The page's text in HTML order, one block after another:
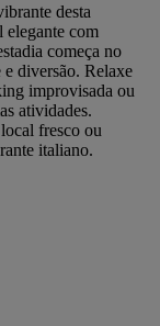
desta
elegante com
começa no
diversão. Relaxe
improvisada ou
atividades.
fresco ou
italiano.